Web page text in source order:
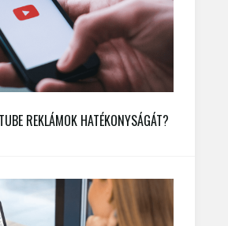
REKLÁMOK HATÉKONYSÁGÁT?